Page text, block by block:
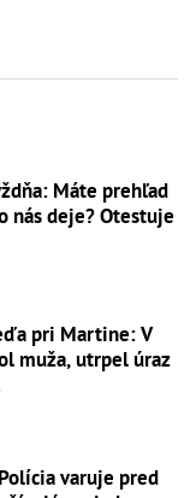
Máte prehľad
nás deje? Otestuje
pri Martine: V
muža, utrpel úraz
varuje pred